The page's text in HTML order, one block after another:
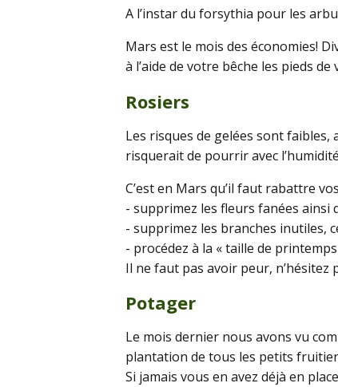
A l’instar du forsythia pour les
Mars est le mois des économies!
à l’aide de votre bêche les pieds
Rosiers
Les risques de gelées sont faibles,
risquerait de pourrir avec
C’est en Mars qu’il faut rabattre
- supprimez les fleurs fanées ainsi
- supprimez les branches inutiles,
- procédez à la « taille de
Il ne faut pas avoir peur, n’hésitez
Potager
Le mois dernier nous avons vu
plantation de tous les petits
Si jamais vous en avez déjà en